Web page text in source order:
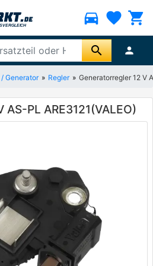
directions_car favorite shopping_cart
search person
Generator Regler Generatorregler 12 V
PL ARE3121(VALEO)